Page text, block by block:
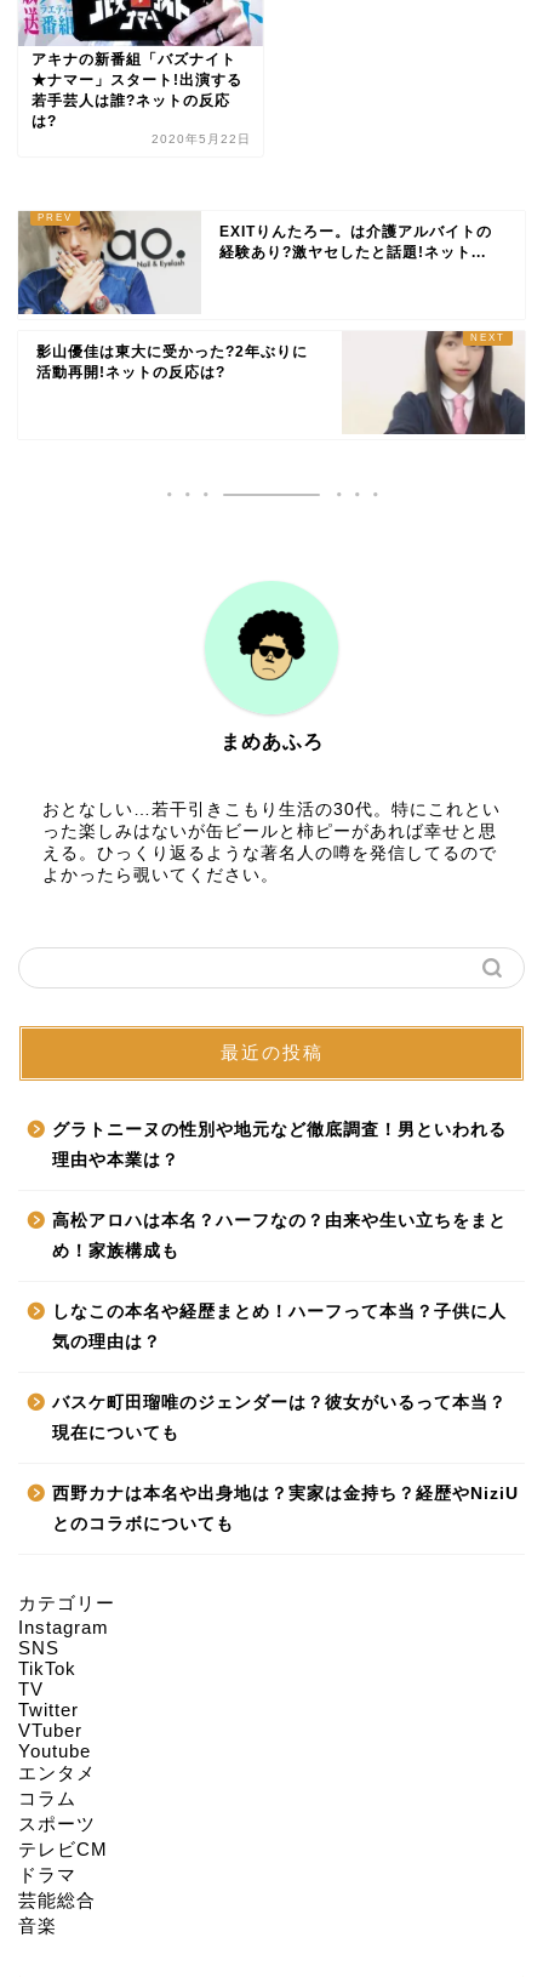
アキナの新番組「バズナイト
★ナマー」スタート!出演する
若手芸人は誰?ネットの反応
は?
2020年5月22日
EXITりんたろー。は介護アルバイトの
経験あり?激ヤセしたと話題!ネット...
影山優佳は東大に受かった?2年ぶりに
活動再開!ネットの反応は?
まめあふろ
おとなしい…若干引きこもり生活の30代。特にこれとい
った楽しみはないが缶ビールと柿ピーがあれば幸せと思
える。ひっくり返るような著名人の噂を発信してるので
よかったら覗いてください。
最近の投稿
グラトニーヌの性別や地元など徹底調査！男といわれる
理由や本業は？
高松アロハは本名？ハーフなの？由来や生い立ちをまと
め！家族構成も
しなこの本名や経歴まとめ！ハーフって本当？子供に人
気の理由は？
バスケ町田瑠唯のジェンダーは？彼女がいるって本当？
現在についても
西野カナは本名や出身地は？実家は金持ち？経歴やNiziU
とのコラボについても
カテゴリー
Instagram
SNS
TikTok
TV
Twitter
VTuber
Youtube
エンタメ
コラム
スポーツ
テレビCM
ドラマ
芸能総合
音楽